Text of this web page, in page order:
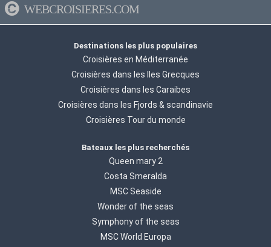
WEBCROISIERES.COM
Destinations les plus populaires
Croisières en Méditerranée
Croisières dans les Iles Grecques
Croisières dans les Caraibes
Croisières dans les Fjords & scandinavie
Croisières Tour du monde
Bateaux les plus recherchés
Queen mary 2
Costa Smeralda
MSC Seaside
Wonder of the seas
Symphony of the seas
MSC World Europa